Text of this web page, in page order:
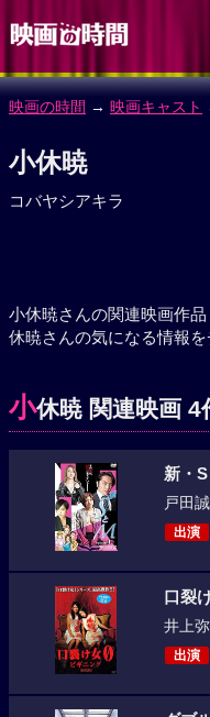
映画の時間 → 映画キャスト
小休暁
コバヤシアキラ
小休暁さんの関連映画作
休暁さんの気になる情報を
小休暁 関連映画 4
新・
戸田
出演
口裂
井上
出演